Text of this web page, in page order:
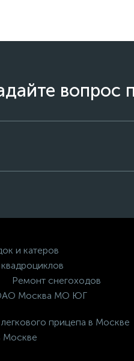
вопрос
и катеров
Ремонт снегоходов
Москва МО ЮГ
прицепа в Москве
Москве